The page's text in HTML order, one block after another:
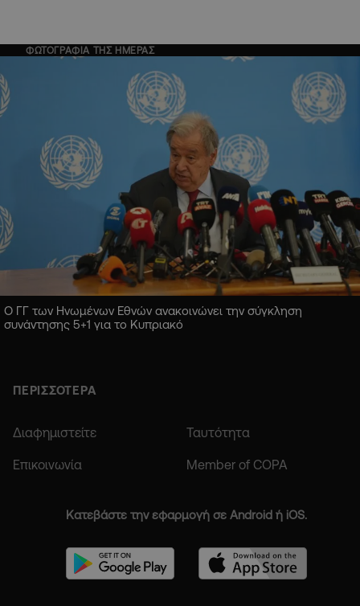
ΦΩΤΟΓΡΑΦΙΑ ΤΗΣ ΗΜΕΡΑΣ
Ο ΓΓ των Ηνωμένων Εθνών ανακοινώνει την σύγκληση
συνάντησης 5+1 για το Κυπριακό
ΠΕΡΙΣΣΟΤΕΡΑ
Διαφημιστείτε Ταυτότητα
Επικοινωνία Member of COPA
Κατεβάστε την εφαρμογή σε Android ή iOS.